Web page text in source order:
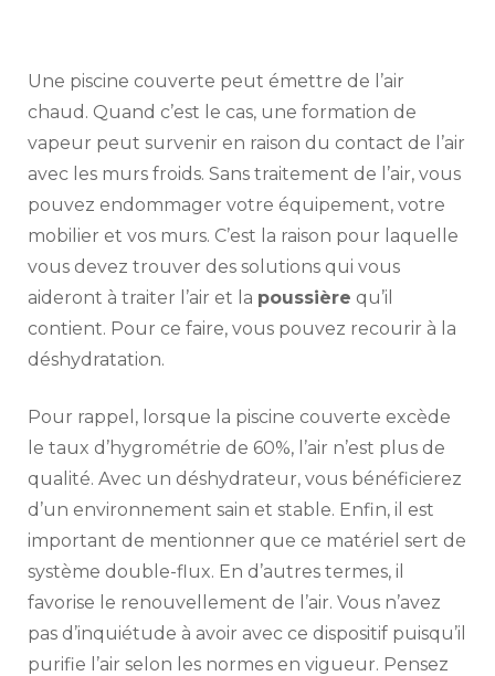
Une piscine couverte peut émettre de l’air
chaud. Quand c’est le cas, une formation de
vapeur peut survenir en raison du contact de l’air
avec les murs froids. Sans traitement de l’air, vous
pouvez endommager votre équipement, votre
mobilier et vos murs. C’est la raison pour laquelle
vous devez trouver des solutions qui vous
aideront à traiter l’air et la poussière qu’il
contient. Pour ce faire, vous pouvez recourir à la
déshydratation.
Pour rappel, lorsque la piscine couverte excède
le taux d’hygrométrie de 60%, l’air n’est plus de
qualité. Avec un déshydrateur, vous bénéficierez
d’un environnement sain et stable. Enfin, il est
important de mentionner que ce matériel sert de
système double-flux. En d’autres termes, il
favorise le renouvellement de l’air. Vous n’avez
pas d’inquiétude à avoir avec ce dispositif puisqu’il
purifie l’air selon les normes en vigueur. Pensez